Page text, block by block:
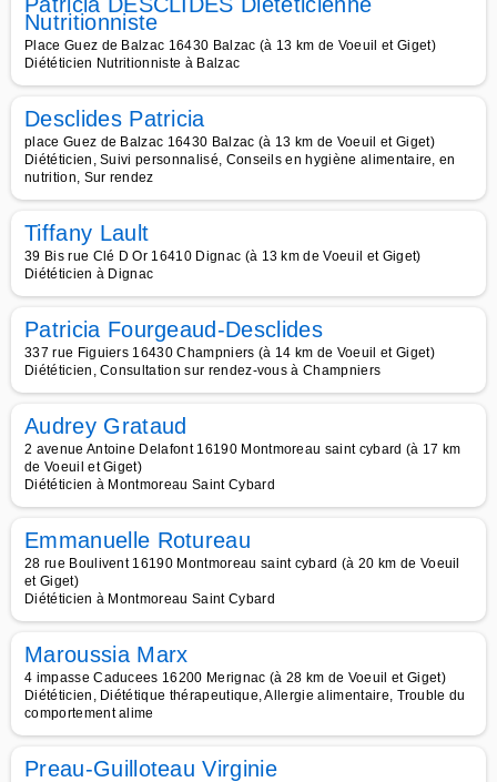
Nutritionniste
Place Guez de Balzac 16430 Balzac (à 13 km de Voeuil et Giget)
Diététicien Nutritionniste à Balzac
Desclides Patricia
place Guez de Balzac 16430 Balzac (à 13 km de Voeuil et Giget)
Diététicien, Suivi personnalisé, Conseils en hygiène alimentaire, en
nutrition, Sur rendez
Tiffany Lault
39 Bis rue Clé D Or 16410 Dignac (à 13 km de Voeuil et Giget)
Diététicien à Dignac
Patricia Fourgeaud-Desclides
337 rue Figuiers 16430 Champniers (à 14 km de Voeuil et Giget)
Diététicien, Consultation sur rendez-vous à Champniers
Audrey Grataud
2 avenue Antoine Delafont 16190 Montmoreau saint cybard (à 17 km
de Voeuil et Giget)
Diététicien à Montmoreau Saint Cybard
Emmanuelle Rotureau
28 rue Boulivent 16190 Montmoreau saint cybard (à 20 km de Voeuil
et Giget)
Diététicien à Montmoreau Saint Cybard
Maroussia Marx
4 impasse Caducees 16200 Merignac (à 28 km de Voeuil et Giget)
Diététicien, Diététique thérapeutique, Allergie alimentaire, Trouble du
comportement alime
Preau-Guilloteau Virginie